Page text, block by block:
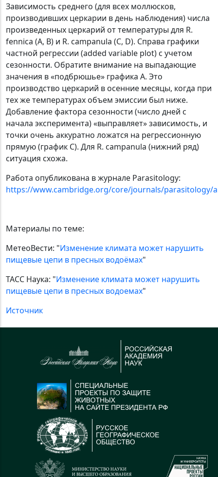
Зависимость среднего (для всех моллюсков,
производивших церкарии в день наблюдения) числа
произведенных церкарий от температуры для R.
fennica (A, B) и R. campanula (C, D). Справа графики
частной регрессии (added variable plot) с учетом
сезонности. Обратите внимание на выпадающие
значения в «подбрюшье» графика A. Это
производство церкарий в осенние месяцы, когда при
тех же температурах объем эмиссии был ниже.
Добавление фактора сезонности (число дней с
начала эксперимента) «выправляет» зависимость, и
точки очень аккуратно ложатся на регрессионную
прямую (график C). Для R. campanula (нижний ряд)
ситуация схожа.
Работа опубликована в журнале Parasitology:
https://www.cambridge.org/core/journals/parasitology/
Материалы по теме:
МетеоВести: "Изменение климата может нарушить
пищевые цепи в пресных водоёмах"
ТАСС Наука: "Изменение климата может нарушить
пищевые цепи в пресных водоемах"
Источник